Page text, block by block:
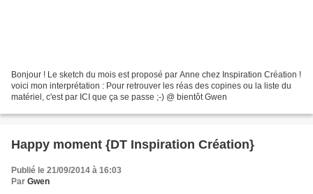
Bonjour ! Le sketch du mois est proposé par Anne chez Inspiration Création !
voici mon interprétation : Pour retrouver les réas des copines ou la liste du
matériel, c'est par ICI que ça se passe ;-) @ bientôt Gwen
Happy moment {DT Inspiration Création}
Publié le 21/09/2014 à 16:03
Par Gwen